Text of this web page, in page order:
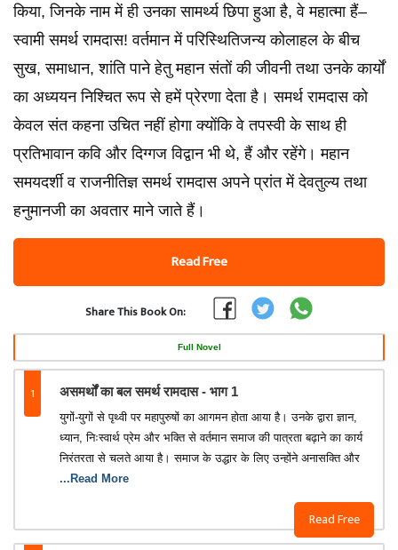
किया, जिनके नाम में ही उनका सामर्थ्य छिपा हुआ है, वे महात्मा हैं–
स्वामी समर्थ रामदास! वर्तमान में परिस्थितिजन्य कोलाहल के बीच
सुख, समाधान, शांति पाने हेतु महान संतों की जीवनी तथा उनके कार्यों
का अध्ययन निश्चित रूप से हमें प्रेरणा देता है। समर्थ रामदास को
केवल संत कहना उचित नहीं होगा क्योंकि वे तपस्वी के साथ ही
प्रतिभावान कवि और दिग्गज विद्वान भी थे, हैं और रहेंगे। महान
समयदर्शी व राजनीतिज्ञ समर्थ रामदास अपने प्रांत में देवतुल्य तथा
हनुमानजी का अवतार माने जाते हैं।
Read Free
Share This Book On:
Full Novel
1 असमर्थों का बल समर्थ रामदास - भाग 1
Read Free
युगों-युगों से पृथ्वी पर महापुरुषों का आगमन होता आया है। उनके द्वारा ज्ञान,
ध्यान, निःस्वार्थ प्रेम और भक्ति से वर्तमान समाज की पात्रता बढ़ाने का कार्य
निरंतरता से चलते आया है। समाज के उद्धार के लिए उन्होंने अनासक्ति और
...Read More